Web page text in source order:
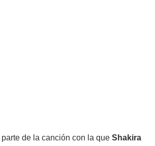
de la canción con la que Shakira